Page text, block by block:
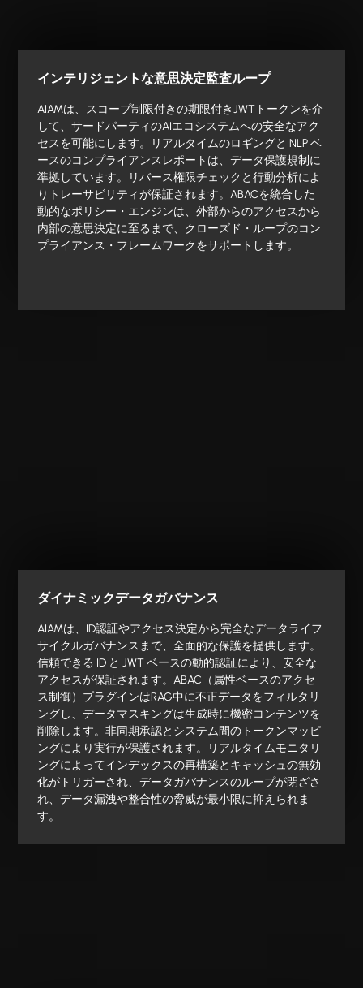
インテリジェントな意思決定監査ループ
AIAMは、スコープ制限付きの期限付きJWTトークンを介
して、サードパーティのAIエコシステムへの安全なアク
セスを可能にします。リアルタイムのロギングと NLP ベ
ースのコンプライアンスレポートは、データ保護規制に
準拠しています。リバース権限チェックと行動分析によ
りトレーサビリティが保証されます。ABACを統合した
動的なポリシー・エンジンは、外部からのアクセスから
内部の意思決定に至るまで、クローズド・ループのコン
プライアンス・フレームワークをサポートします。
ダイナミックデータガバナンス
AIAMは、ID認証やアクセス決定から完全なデータライフ
サイクルガバナンスまで、全面的な保護を提供します。
信頼できる ID と JWT ベースの動的認証により、安全な
アクセスが保証されます。ABAC（属性ベースのアクセ
ス制御）プラグインはRAG中に不正データをフィルタリ
ングし、データマスキングは生成時に機密コンテンツを
削除します。非同期承認とシステム間のトークンマッピ
ングにより実行が保護されます。リアルタイムモニタリ
ングによってインデックスの再構築とキャッシュの無効
化がトリガーされ、データガバナンスのループが閉ざさ
れ、データ漏洩や整合性の脅威が最小限に抑えられま
す。